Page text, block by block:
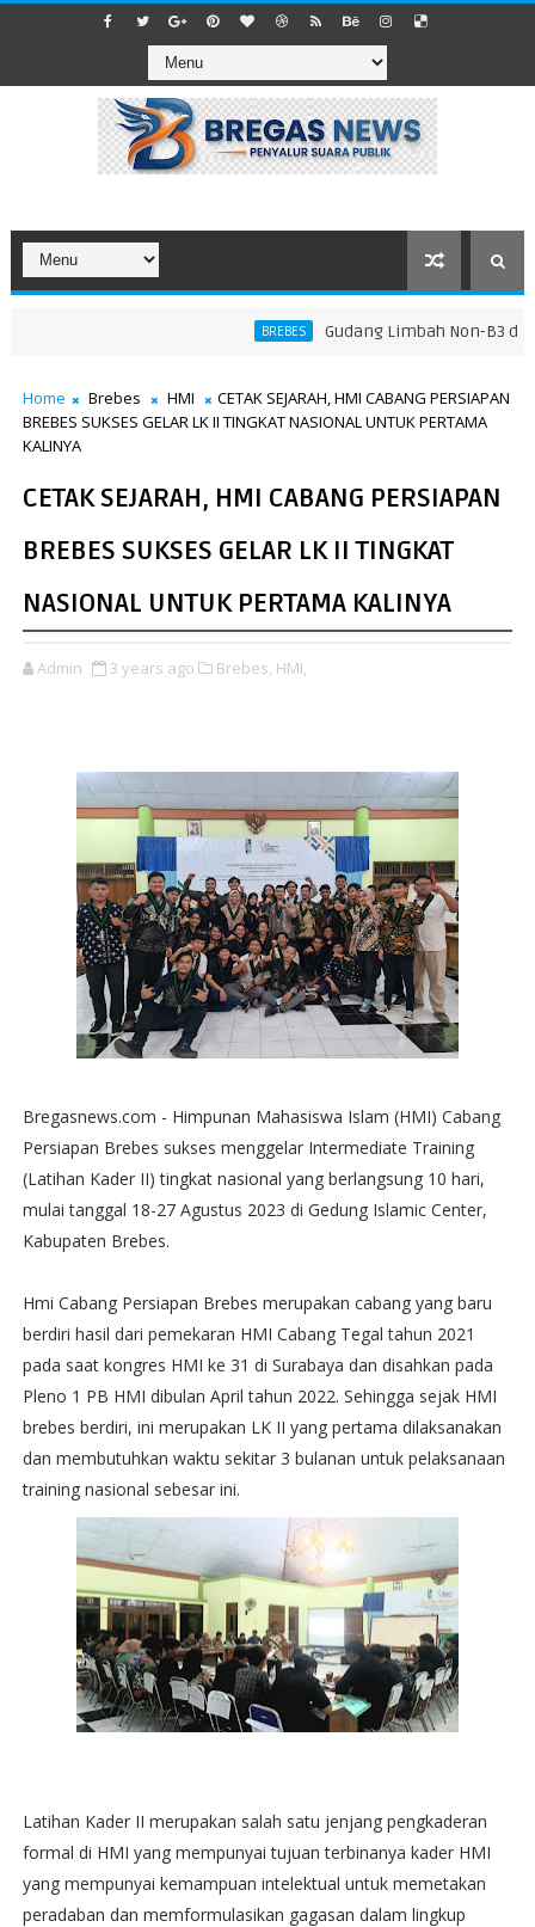
BREBES ​Gudang Limbah Non-B3 di
Home Brebes HMI
CETAK SEJARAH, HMI CABANG PERSIAPAN
BREBES SUKSES GELAR LK II TINGKAT NASIONAL UNTUK PERTAMA
KALINYA
CETAK SEJARAH, HMI CABANG PERSIAPAN
BREBES SUKSES GELAR LK II TINGKAT
NASIONAL UNTUK PERTAMA KALINYA
Admin 3 years ago Brebes, HMI,
Bregasnews.com - Himpunan Mahasiswa Islam (HMI) Cabang
Persiapan Brebes sukses menggelar Intermediate Training
(Latihan Kader II) tingkat nasional yang berlangsung 10 hari,
mulai tanggal 18-27 Agustus 2023 di Gedung Islamic Center,
Kabupaten Brebes.
Hmi Cabang Persiapan Brebes merupakan cabang yang baru
berdiri hasil dari pemekaran HMI Cabang Tegal tahun 2021
pada saat kongres HMI ke 31 di Surabaya dan disahkan pada
Pleno 1 PB HMI dibulan April tahun 2022. Sehingga sejak HMI
brebes berdiri, ini merupakan LK II yang pertama dilaksanakan
dan membutuhkan waktu sekitar 3 bulanan untuk pelaksanaan
training nasional sebesar ini.
Latihan Kader II merupakan salah satu jenjang pengkaderan
formal di HMI yang mempunyai tujuan terbinanya kader HMI
yang mempunyai kemampuan intelektual untuk memetakan
peradaban dan memformulasikan gagasan dalam lingkup